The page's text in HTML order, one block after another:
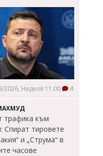
2026, Неделя 11:00 4
трафика към
Спират тировете
и „Струма“ в
часове